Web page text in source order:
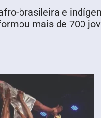
brasileira e
mais de 700